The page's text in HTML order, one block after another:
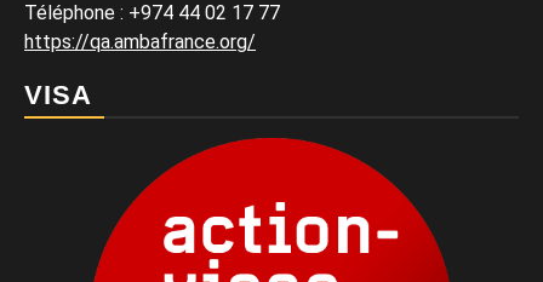
Téléphone : +974 44 02 17 77
https://qa.ambafrance.org/
VISA